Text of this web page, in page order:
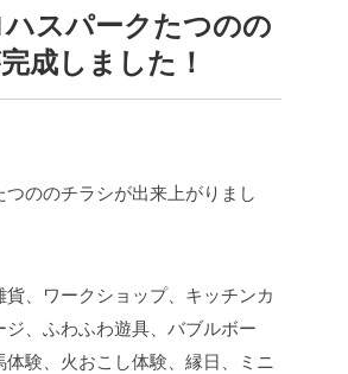
スパークたつのの
成しました！
つののチラシが出来上がりまし
貨、ワークショップ、キッチンカ
ジ、ふわふわ遊具、バブルボー
体験、火おこし体験、縁日、ミニ